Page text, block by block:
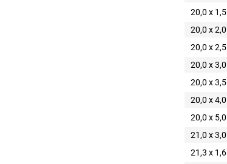
20,0 x 1,5
20,0 x 2,0
20,0 x 2,5
20,0 x 3,0
20,0 x 3,5
20,0 x 4,0
20,0 x 5,0
21,0 x 3,0
21,3 x 1,6